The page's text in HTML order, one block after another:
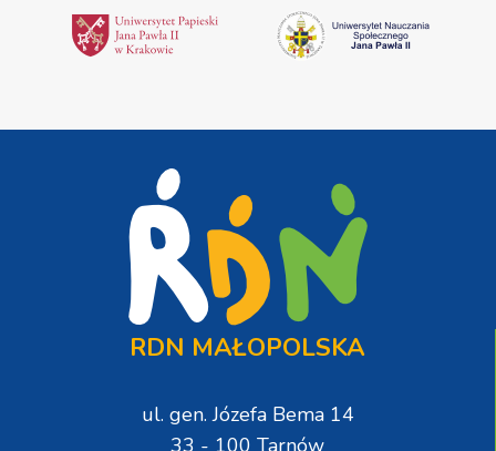
RDN MAŁOPOLSKA
ul. gen. Józefa Bema 14
33 - 100 Tarnów